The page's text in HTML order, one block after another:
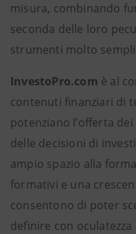
misura, combinando
seconda delle loro
strumenti molto
InvestoPro.com è al
contenuti finanziari di
potenziano l’offerta
delle decisioni di
ampio spazio alla
formativi e una
consentono di poter
definire con